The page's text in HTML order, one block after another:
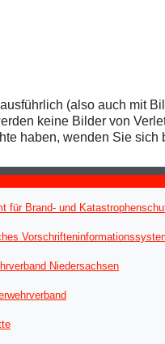
(also auch mit
keine Bilder von
haben, wenden Sie sich
für Brand- und
Niedersachsen